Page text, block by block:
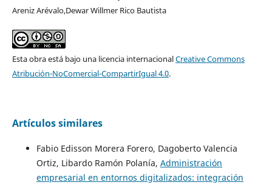
Areniz Arévalo,Dewar Willmer Rico Bautista
Esta obra está bajo una licencia internacionalCreative Commons
Atribución-NoComercial-CompartirIgual 4.0.
Artículos similares
Fabio Edisson Morera Forero, Dagoberto Valencia
Ortiz, Libardo Ramón Polanía, Administración
empresarial en entornos digitalizados: integración